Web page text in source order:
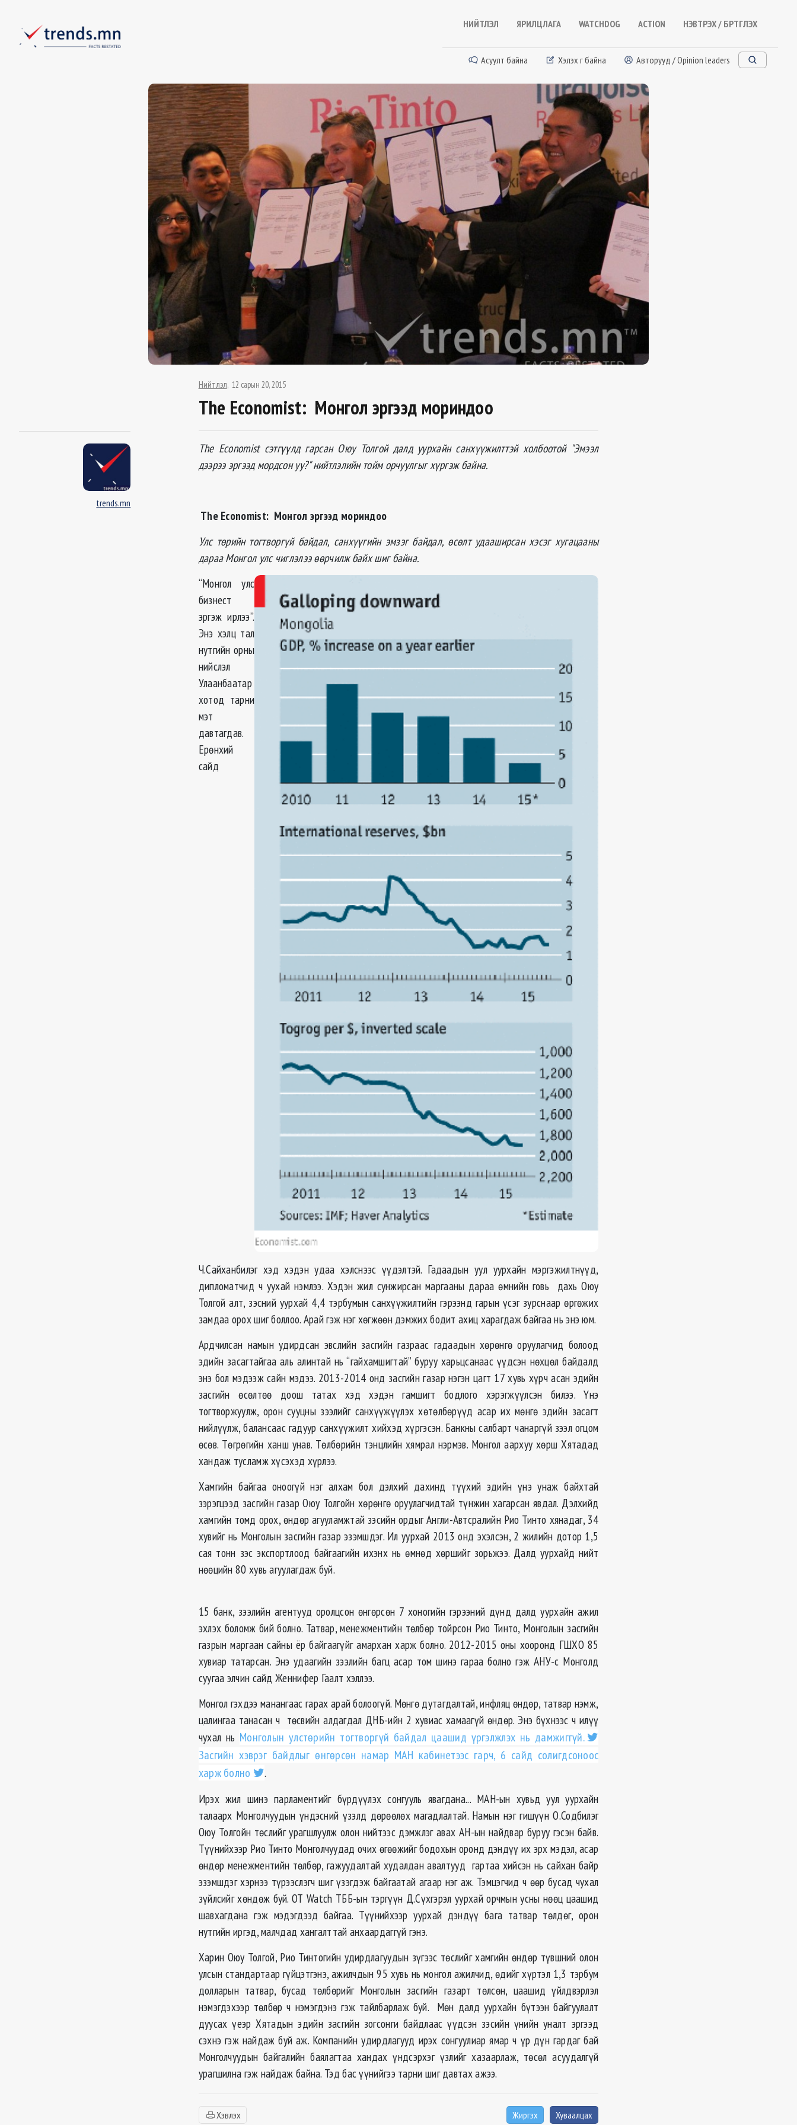
НИЙТЛЭЛ ЯРИЛЦЛАГА WATCHDOG ACTION НЭВТРЭХ / БҮРТГҮҮЛЭХ
Асуулт байна Хэлэх үг байна Авторууд / Opinion leaders
Нийтлэл 12 сарын 20, 2015
The Economist: Монгол эргээд мориндоо
trends.mn
The Economist сэтгүүлд гарсан Оюу Толгой далд уурхайн санхүүжилттэй холбоотой "Эмээл
дээрээ эргээд мордсон уу?" нийтлэлийн тойм орчуулгыг хүргэж байна.
The Economist: Монгол эргээд мориндоо
Улс төрийн тогтворгүй байдал, санхүүгийн эмзэг байдал, өсөлт удааширсан хэсэг хугацааны
дараа Монгол улс чиглэлээ өөрчилж байх шиг байна.
“Монгол улс
бизнест
эргэж ирлээ”.
Энэ хэлц тал
нутгийн орны
нийслэл
Улаанбаатар
хотод тарни
мэт
давтагдав.
Ерөнхий
сайд
Ч.Сайханбилэг хэд хэдэн удаа хэлснээс үүдэлтэй. Гадаадын уул уурхайн мэргэжилтнүүд,
дипломатчид ч уухай нэмлээ. Хэдэн жил сунжирсан маргааны дараа өмнийн говь дахь Оюу
Толгой алт, зэсний уурхай 4,4 тэрбумын санхүүжилтийн гэрээнд гарын үсэг зурснаар өргөжих
замдаа орох шиг боллоо. Арай гэж нэг хөгжөөн дэмжих бодит ахиц харагдаж байгаа нь энэ юм.
Ардчилсан намын удирдсан эвслийн засгийн газраас гадаадын хөрөнгө оруулагчид болоод
эдийн засагтайгаа аль алинтай нь “гайхамшигтай” буруу харьцсанаас үүдсэн нөхцөл байдалд
энэ бол мэдээж сайн мэдээ. 2013-2014 онд засгийн газар нэгэн цагт 17 хувь хүрч асан эдийн
засгийн өсөлтөө доош татах хэд хэдэн гамшигт бодлого хэрэгжүүлсэн билээ. Үнэ
тогтворжуулж, орон сууцны зээлийг санхүүжүүлэх хөтөлбөрүүд асар их мөнгө эдийн засагт
нийлүүлж, балансаас гадуур санхүүжилт хийхэд хүргэсэн. Банкны салбарт чанаргүй зээл огцом
өсөв. Төгрөгийн ханш унав. Төлбөрийн тэнцлийн хямрал нэрмэв. Монгол аархуу хөрш Хятадад
хандаж тусламж хүсэхэд хүрлээ.
Хамгийн байгаа оноогүй нэг алхам бол дэлхий дахинд түүхий эдийн үнэ унаж байхтай
зэрэгцээд засгийн газар Оюу Толгойн хөрөнгө оруулагчидтай түнжин хагарсан явдал. Дэлхийд
хамгийн томд орох, өндөр агууламжтай зэсийн ордыг Англи-Автсралийн Рио Тинто хянадаг, 34
хувийг нь Монголын засгийн газар эзэмшдэг. Ил уурхай 2013 онд эхэлсэн, 2 жилийн дотор 1,5
сая тонн зэс экспортлоод байгаагийн ихэнх нь өмнөд хөршийг зорьжээ. Далд уурхайд нийт
нөөцийн 80 хувь агуулагдаж буй.
15 банк, зээлийн агентууд оролцсон өнгөрсөн 7 хоногийн гэрээний дүнд далд уурхайн ажил
эхлэх боломж бий болно. Татвар, менежментийн төлбөр тойрсон Рио Тинто, Монголын засгийн
газрын маргаан сайны ёр байгаагүйг амархан харж болно. 2012-2015 оны хооронд ГШХО 85
хувиар татарсан. Энэ удаагийн зээлийн багц асар том шинэ гараа болно гэж АНУ-с Монголд
суугаа элчин сайд Женнифер Гаалт хэллээ.
Монгол гэхдээ манангаас гарах арай болоогүй. Мөнгө дутагдалтай, инфляц өндөр, татвар нэмж,
цалингаа танасан ч төсвийн алдагдал ДНБ-ийн 2 хувиас хамаагүй өндөр. Энэ бүхнээс ч илүү
чухал нь Монголын улстөрийн тогтворгүй байдал цаашид үргэлжлэх нь дамжиггүй.
Засгийн хэврэг байдлыг өнгөрсөн намар МАН кабинетээс гарч, 6 сайд солигдсоноос
харж болно
.
Ирэх жил шинэ парламентийг бүрдүүлэх сонгууль явагдана... МАН-ын хувьд уул уурхайн
талаарх Монголчуудын үндэсний үзэлд дөрөөлөх магадлалтай. Намын нэг гишүүн О.Содбилэг
Оюу Толгойн төслийг урагшлуулж олон нийтээс дэмжлэг авах АН-ын найдвар буруу гэсэн байв.
Түүнийхээр Рио Тинто Монголчуудад очих өгөөжийг бодохын оронд дэндүү их эрх мэдэл, асар
өндөр менежментийн төлбөр, гажуудалтай худалдан авалтууд гартаа хийсэн нь сайхан байр
эзэмшдэг хэрнээ түрээслэгч шиг үзэгдэж байгаатай агаар нэг аж. Тэмцэгчид ч өөр бусад чухал
зүйлсийг хөндөж буй. ОТ Watch TББ-ын тэргүүн Д.Сүхгэрэл уурхай орчмын усны нөөц цаашид
шавхагдана гэж мэдэгдээд байгаа. Түүнийхээр уурхай дэндүү бага татвар төлдөг, орон
нутгийн иргэд, малчдад хангалттай анхаардаггүй гэнэ.
Харин Оюу Толгой, Рио Тинтогийн удирдлагуудын зүгээс төслийг хамгийн өндөр түвшний олон
улсын стандартаар гүйцэтгэнэ, ажилчдын 95 хувь нь монгол ажилчид, өдийг хүртэл 1,3 тэрбум
долларын татвар, бусад төлбөрийг Монголын засгийн газарт төлсөн, цаашид үйлдвэрлэл
нэмэгдэхээр төлбөр ч нэмэгдэнэ гэж тайлбарлаж буй. Мөн далд уурхайн бүтээн байгуулалт
дуусах үеэр Хятадын эдийн засгийн зогсонги байдлаас үүдсэн зэсийн үнийн уналт эргээд
сэхнэ гэж найдаж буй аж. Компанийн удирдлагууд ирэх сонгуулиар ямар ч үр дүн гардаг бай
Монголчуудын байгалийн баялагтаа хандах үндсэрхэг үзлийг хазаарлаж, төсөл асуудалгүй
урагшилна гэж найдаж байна. Тэд бас үүнийгээ тарни шиг давтах ажээ.
Хэвлэх Жиргэх Хуваалцах